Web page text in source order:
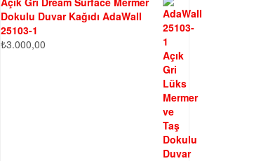
Dokulu Duvar Kağıdı AdaWall
25103-1
₺3.000,00